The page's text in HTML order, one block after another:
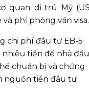
quan di trú Mỹ
và phí phỏng vấn visa.